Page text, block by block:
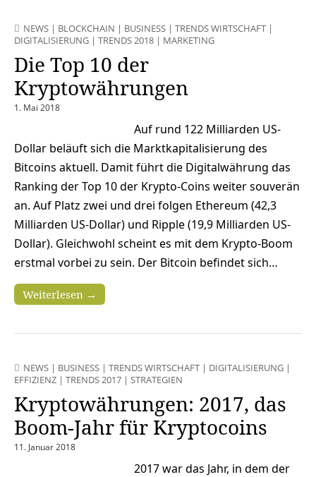
NEWS | BLOCKCHAIN | BUSINESS | TRENDS WIRTSCHAFT |
DIGITALISIERUNG | TRENDS 2018 | MARKETING
Die Top 10 der
Kryptowährungen
1. Mai 2018
Auf rund 122 Milliarden US-
Dollar beläuft sich die Marktkapitalisierung des
Bitcoins aktuell. Damit führt die Digitalwährung das
Ranking der Top 10 der Krypto-Coins weiter souverän
an. Auf Platz zwei und drei folgen Ethereum (42,3
Milliarden US-Dollar) und Ripple (19,9 Milliarden US-
Dollar). Gleichwohl scheint es mit dem Krypto-Boom
erstmal vorbei zu sein. Der Bitcoin befindet sich…
Weiterlesen →
NEWS | BUSINESS | TRENDS WIRTSCHAFT | DIGITALISIERUNG |
EFFIZIENZ | TRENDS 2017 | STRATEGIEN
Kryptowährungen: 2017, das
Boom-Jahr für Kryptocoins
11. Januar 2018
2017 war das Jahr, in dem der